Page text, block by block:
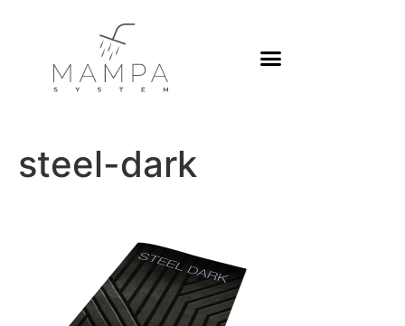
steel-dark